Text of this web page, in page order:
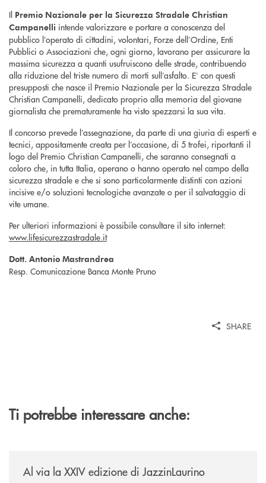
Il Premio Nazionale per la Sicurezza Stradale Christian
Campanelli intende valorizzare e portare a conoscenza del
pubblico l’operato di cittadini, volontari, Forze dell’Ordine, Enti
Pubblici o Associazioni che, ogni giorno, lavorano per assicurare la
massima sicurezza a quanti usufruiscono delle strade, contribuendo
alla riduzione del triste numero di morti sull’asfalto. E’ con questi
presupposti che nasce il Premio Nazionale per la Sicurezza Stradale
Christian Campanelli, dedicato proprio alla memoria del giovane
giornalista che prematuramente ha visto spezzarsi la sua vita.
Il concorso prevede l’assegnazione, da parte di una giuria di esperti e
tecnici, appositamente creata per l’occasione, di 5 trofei, riportanti il
logo del Premio Christian Campanelli, che saranno consegnati a
coloro che, in tutta Italia, operano o hanno operato nel campo della
sicurezza stradale e che si sono particolarmente distinti con azioni
incisive e/o soluzioni tecnologiche avanzate o per il salvataggio di
vite umane.
Per ulteriori informazioni è possibile consultare il sito internet:
www.lifesicurezzastradale.it
Dott. Antonio Mastrandrea
Resp. Comunicazione Banca Monte Pruno
SHARE
Ti potrebbe interessare anche:
Al via la XXIV edizione di JazzinLaurino